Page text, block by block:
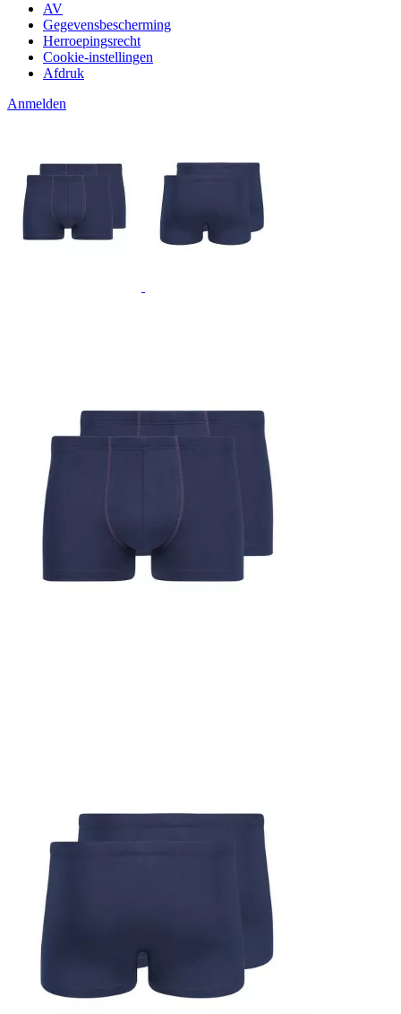
AV
Gegevensbescherming
Herroepingsrecht
Cookie-instellingen
Afdruk
Anmelden